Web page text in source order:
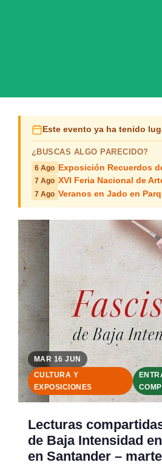
Este evento ya ha tenido
¿BUSCAS ALGO PARECIDO?
6 Ago Exposición Recuerdos
7 Ago XVI Feria Nacional de
7 Ago Veranos en Jado en
MAR 16 JUN
CULTURA Y
EXPOSICIONES
Lecturas
de Baja Intensidad
en Santander –